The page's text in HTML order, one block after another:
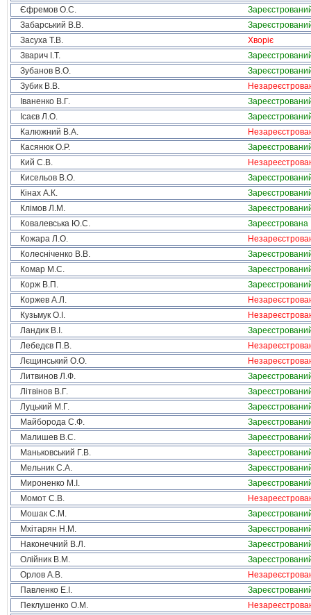
Єфремов О.С.
Забарський В.В.
Засуха Т.В.
Хворіє
Зварич І.Т.
Зубанов В.О.
Зубик В.В.
Іваненко В.Г.
Ісаєв Л.О.
Калюжний В.А.
Касянюк О.Р.
Кий С.В.
Кисельов В.О.
Кінах А.К.
Клімов Л.М.
Ковалевська Ю.С.
Зареєстрована
Кожара Л.О.
Колесніченко В.В.
Комар М.С.
Корж В.П.
Коржев А.Л.
Кузьмук О.І.
Ландик В.І.
Лебедєв П.В.
Лєщинський О.О.
Литвинов Л.Ф.
Літвінов В.Г.
Луцький М.Г.
Майборода С.Ф.
Малишев В.С.
Маньковський Г.В.
Мельник С.А.
Мироненко М.І.
Момот С.В.
Мошак С.М.
Мхітарян Н.М.
Наконечний В.Л.
Олійник В.М.
Орлов А.В.
Павленко Е.І.
Пеклушенко О.М.